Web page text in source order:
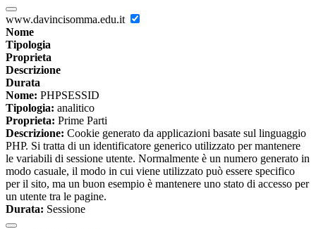
www.davincisomma.edu.it
Nome
Tipologia
Proprieta
Descrizione
Durata
Nome: PHPSESSID
Tipologia: analitico
Proprieta: Prime Parti
Descrizione: Cookie generato da applicazioni basate sul linguaggio
PHP. Si tratta di un identificatore generico utilizzato per mantenere
le variabili di sessione utente. Normalmente è un numero generato in
modo casuale, il modo in cui viene utilizzato può essere specifico
per il sito, ma un buon esempio è mantenere uno stato di accesso per
un utente tra le pagine.
Durata: Sessione